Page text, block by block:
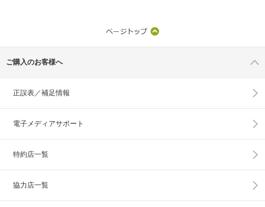
ご購入のお客様へ
正誤表／補足情報
電子メディアサポート
特約店一覧
協力店一覧